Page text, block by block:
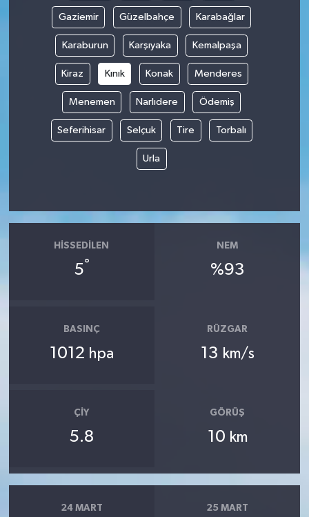
Gaziemir Güzelbahçe Karabağlar
Karaburun Karşıyaka Kemalpaşa
Kiraz Kınık Konak Menderes
Menemen Narlıdere Ödemiş
Seferihisar Selçuk Tire Torbalı
Urla
HISSEDILEN
5°
NEM
%93
BASINÇ
1012 hpa
RÜZGAR
13 km/s
ÇIY
5.8
GÖRÜŞ
10 km
24 MART 25 MART